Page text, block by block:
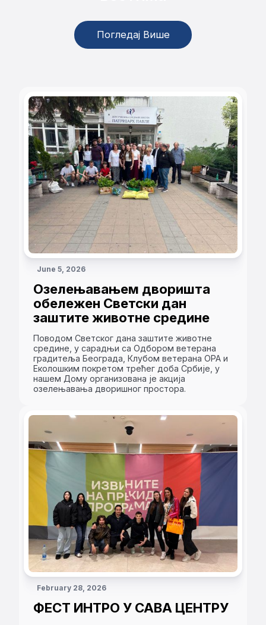
Погледај Више
Погледај Више
June 5, 2026
Озелењавањем дворишта
обележен Светски дан
заштите животне средине
Поводом Светског дана заштите животне
средине, у сарадњи са Одбором ветерана
градитеља Београда, Клубом ветерана ОРА и
Еколошким покретом трећег доба Србије, у
нашем Дому организована је акција
озелењавања дворишног простора.
February 28, 2026
ФЕСТ ИНТРО У САВА ЦЕНТРУ